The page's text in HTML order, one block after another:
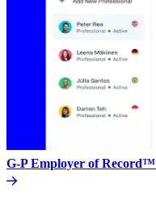
G-P Employer of Record™​​